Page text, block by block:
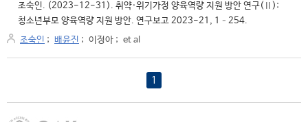
조숙인. (2023-12-31). 취약·위기가정 양육역량 지원 방안 연구(Ⅱ):
청소년부모 양육역량 지원 방안. 연구보고 2023-21, 1–254.
조숙인 ; 배윤진 ; 이정아 ; et al
1